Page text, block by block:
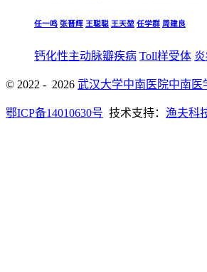
任一鸣 张晋辉 王聪聪 王天堃 任学群 周建良
钙化性主动脉瓣疾病 Toll样受体
© 2022 - 2026 武汉大学中南医院中南医
鄂ICP备14010630号 技术支持： 渔夫科